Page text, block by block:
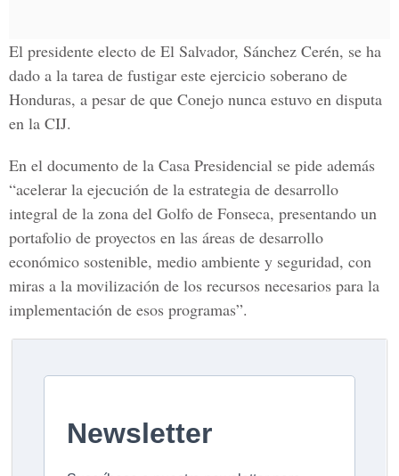
El presidente electo de El Salvador, Sánchez Cerén, se ha
dado a la tarea de fustigar este ejercicio soberano de
Honduras, a pesar de que Conejo nunca estuvo en disputa
en la CIJ.
En el documento de la Casa Presidencial se pide además
“acelerar la ejecución de la estrategia de desarrollo
integral de la zona del Golfo de Fonseca, presentando un
portafolio de proyectos en las áreas de desarrollo
económico sostenible, medio ambiente y seguridad, con
miras a la movilización de los recursos necesarios para la
implementación de esos programas”.